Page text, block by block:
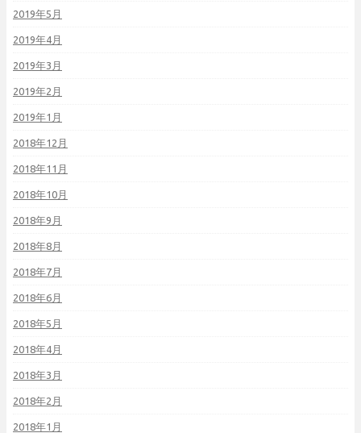
2019年5月
2019年4月
2019年3月
2019年2月
2019年1月
2018年12月
2018年11月
2018年10月
2018年9月
2018年8月
2018年7月
2018年6月
2018年5月
2018年4月
2018年3月
2018年2月
2018年1月